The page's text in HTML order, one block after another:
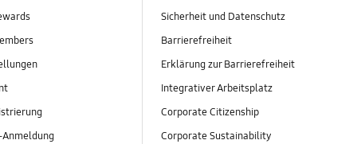
Sicherheit und Datenschutz
Barrierefreiheit
Erklärung zur Barrierefreiheit
Integrativer Arbeitsplatz
Corporate Citizenship
Corporate Sustainability